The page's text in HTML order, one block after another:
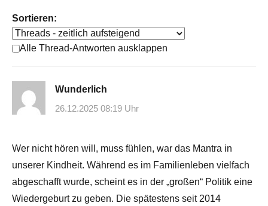
Sortieren:
Alle Thread-Antworten ausklappen
Wunderlich
26.12.2025 08:19 Uhr
Wer nicht hören will, muss fühlen, war das Mantra in
unserer Kindheit. Während es im Familienleben vielfach
abgeschafft wurde, scheint es in der „großen“ Politik eine
Wiedergeburt zu geben. Die spätestens seit 2014